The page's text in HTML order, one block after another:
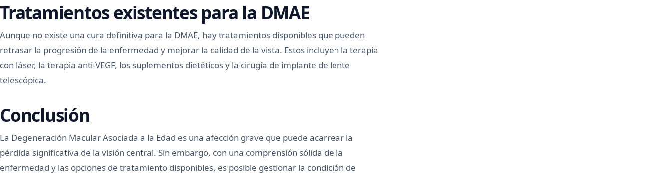
Tratamientos existentes para la DMAE
Aunque no existe una cura definitiva para la DMAE, hay tratamientos disponibles que pueden
retrasar la progresión de la enfermedad y mejorar la calidad de la vista. Estos incluyen la terapia
con láser, la terapia anti-VEGF, los suplementos dietéticos y la cirugía de implante de lente
telescópica.
Conclusión
La Degeneración Macular Asociada a la Edad es una afección grave que puede acarrear la
pérdida significativa de la visión central. Sin embargo, con una comprensión sólida de la
enfermedad y las opciones de tratamiento disponibles, es posible gestionar la condición de